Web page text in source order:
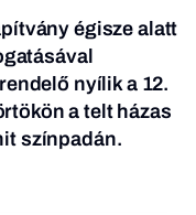
égisze alatt
nyílik a 12.
a telt házas
színpadán.